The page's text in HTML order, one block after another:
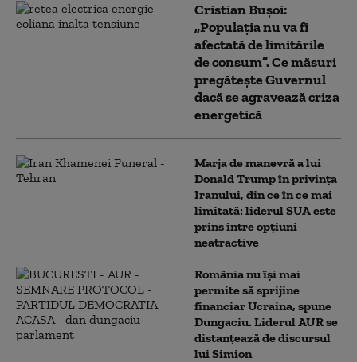
Cristian Bușoi:
„Populația nu va fi
afectată de limitările
de consum”. Ce măsuri
pregătește Guvernul
dacă se agravează criza
energetică
Marja de manevră a lui
Donald Trump în privința
Iranului, din ce în ce mai
limitată: liderul SUA este
prins între opțiuni
neatractive
România nu își mai
permite să sprijine
financiar Ucraina, spune
Dungaciu. Liderul AUR se
distanțează de discursul
lui Simion